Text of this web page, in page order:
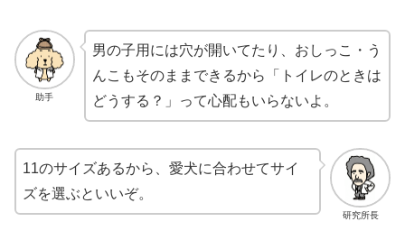
助手
男の子用には穴が開いてたり、おしっこ・う
んこもそのままできるから「トイレのときは
どうする？」って心配もいらないよ。
研究所長
11のサイズあるから、愛犬に合わせてサイ
ズを選ぶといいぞ。